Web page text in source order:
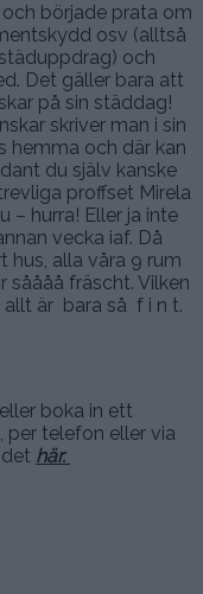
började prata om
osv (alltså
och
Det gäller bara att
på sin städdag!
skriver man i sin
hemma och där kan
du själv kanske
proffset Mirela
– hurra! Eller ja inte
vecka iaf. Då
hus, alla våra 9 rum
såååå fräscht. Vilken
är bara så f i n t.
boka in ett
per telefon eller via
här.